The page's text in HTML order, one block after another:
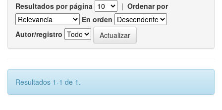
Resultados por página | Ordenar por
En orden
Autor/registro
Resultados 1-1 de 1.